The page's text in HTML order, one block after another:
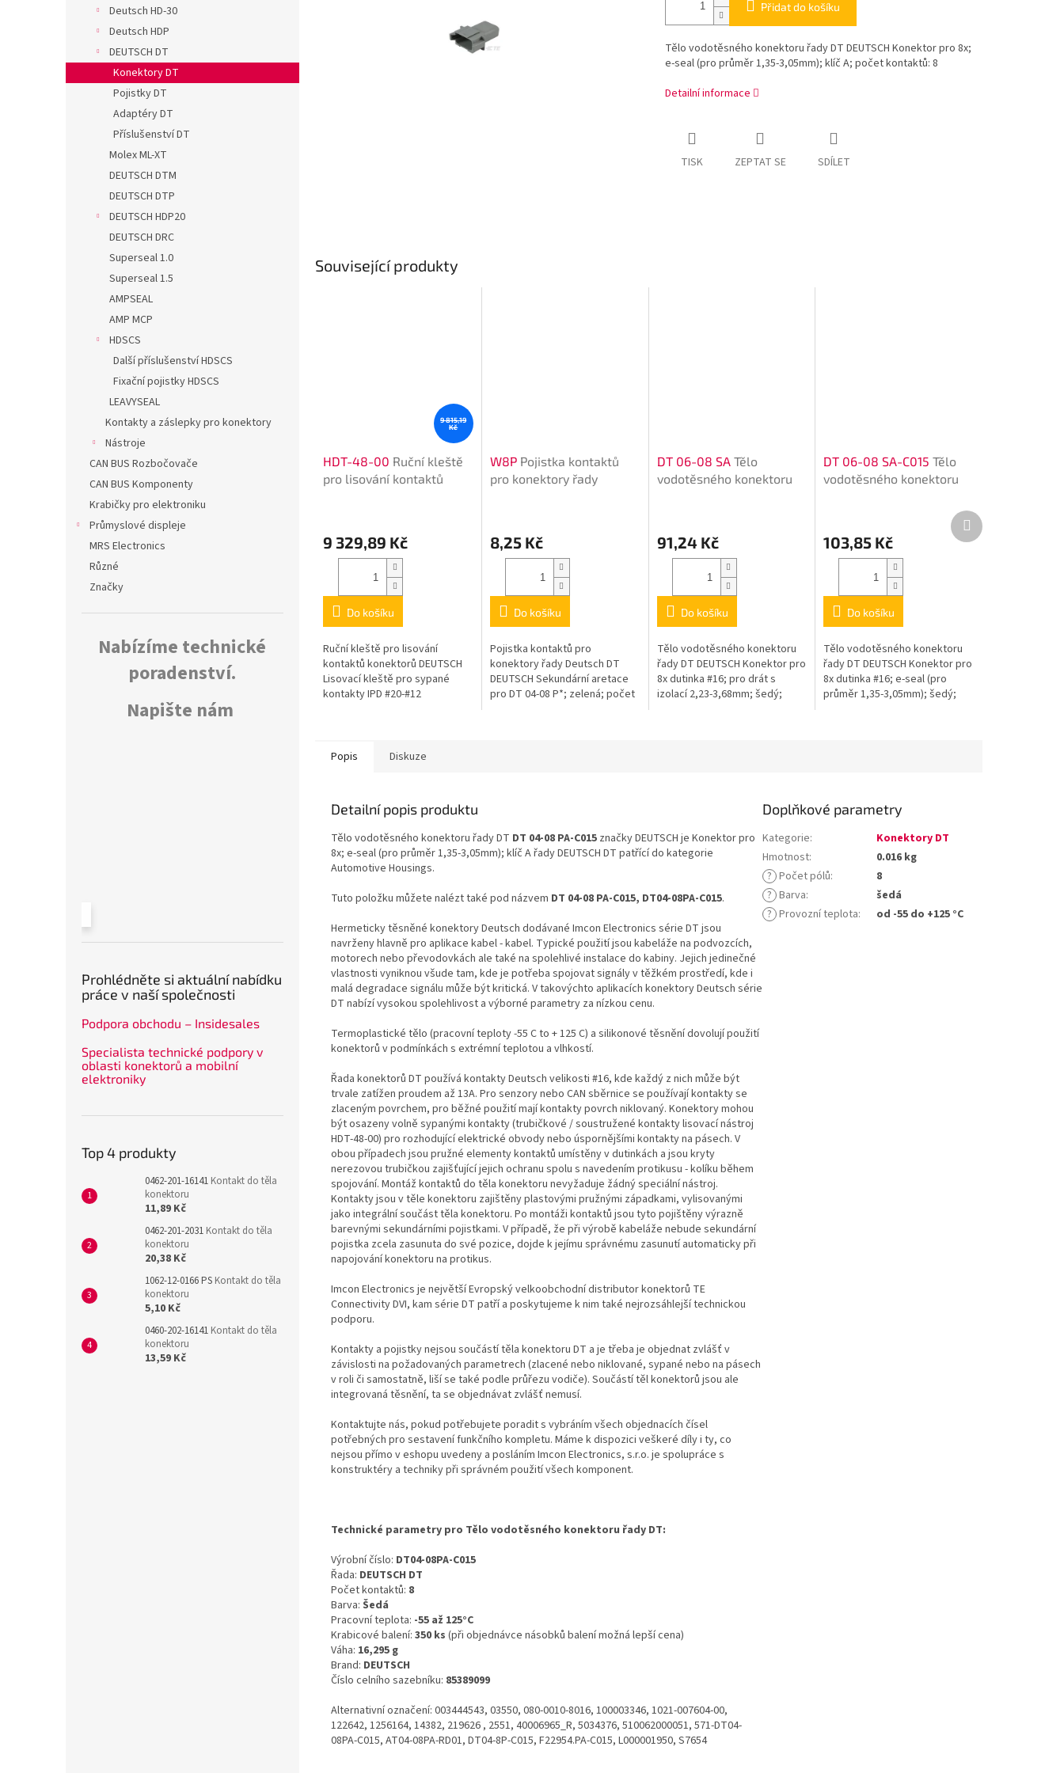
Deutsch HD-30
Deutsch HDP
DEUTSCH DT
Konektory DT
Pojistky DT
Adaptéry DT
Příslušenství DT
Molex ML-XT
DEUTSCH DTM
DEUTSCH DTP
DEUTSCH HDP20
DEUTSCH DRC
Superseal 1.0
Superseal 1.5
AMPSEAL
AMP MCP
HDSCS
Další příslušenství HDSCS
Fixační pojistky HDSCS
LEAVYSEAL
Kontakty a záslepky pro konektory
Nástroje
CAN BUS Rozbočovače
CAN BUS Komponenty
Krabičky pro elektroniku
Průmyslové displeje
MRS Electronics
Různé
Značky
Nabízíme technické
poradenství.
Napište nám
Prohlédněte si aktuální nabídku
práce v naší společnosti
Podpora obchodu – Insidesales
Specialista technické podpory v
oblasti konektorů a mobilní
elektroniky
Top 4 produkty
0462-201-16141 Kontakt do těla
konektoru
11,89 Kč
0462-201-2031 Kontakt do těla
konektoru
20,38 Kč
1062-12-0166 PS Kontakt do těla
konektoru
5,10 Kč
0460-202-16141 Kontakt do těla
konektoru
13,59 Kč
Přidat do košíku
Tělo vodotěsného konektoru řady DT DEUTSCH Konektor pro 8x;
e-seal (pro průměr 1,35-3,05mm); klíč A; počet kontaktů: 8
Detailní informace
TISK ZEPTAT SE SDÍLET
Související produkty
9 815,19
Kč
HDT-48-00 Ruční kleště
pro lisování kontaktů
9 329,89 Kč
Do košíku
Ruční kleště pro lisování
kontaktů konektorů DEUTSCH
Lisovací kleště pro sypané
kontakty IPD #20-#12
W8P Pojistka kontaktů
pro konektory řady
8,25 Kč
Do košíku
Pojistka kontaktů pro
konektory řady Deutsch DT
DEUTSCH Sekundární aretace
pro DT 04-08 P*; zelená; počet
DT 06-08 SA Tělo
vodotěsného konektoru
91,24 Kč
Do košíku
Tělo vodotěsného konektoru
řady DT DEUTSCH Konektor pro
8x dutinka #16; pro drát s
izolací 2,23-3,68mm; šedý;
DT 06-08 SA-C015Tělo
vodotěsného konektoru
103,85 Kč
Do košíku
Tělo vodotěsného konektoru
řady DT DEUTSCH Konektor pro
8x dutinka #16; e-seal (pro
průměr 1,35-3,05mm); šedý;
Další
produkt
Popis Diskuze
Detailní popis produktu
Tělo vodotěsného konektoru řady DT DT 04-08 PA-C015 značky DEUTSCH je Konektor pro
8x; e-seal (pro průměr 1,35-3,05mm); klíč A řady DEUTSCH DT patřící do kategorie
Automotive Housings.
Tuto položku můžete nalézt také pod názvem DT 04-08 PA-C015, DT04-08PA-C015.
Hermeticky těsněné konektory Deutsch dodávané Imcon Electronics série DT jsou
navrženy hlavně pro aplikace kabel - kabel. Typické použití jsou kabeláže na podvozcích,
motorech nebo převodovkách ale také na spolehlivé instalace do kabiny. Jejich jedinečné
vlastnosti vyniknou všude tam, kde je potřeba spojovat signály v těžkém prostředí, kde i
malá degradace signálu může být kritická. V takovýchto aplikacích konektory Deutsch série
DT nabízí vysokou spolehlivost a výborné parametry za nízkou cenu.
Termoplastické tělo (pracovní teploty -55 C to + 125 C) a silikonové těsnění dovolují použití
konektorů v podmínkách s extrémní teplotou a vlhkostí.
Řada konektorů DT používá kontakty Deutsch velikosti #16, kde každý z nich může být
trvale zatížen proudem až 13A. Pro senzory nebo CAN sběrnice se používají kontakty se
zlaceným povrchem, pro běžné použití mají kontakty povrch niklovaný. Konektory mohou
být osazeny volně sypanými kontakty (trubičkové / soustružené kontakty lisovací nástroj
HDT-48-00) pro rozhodující elektrické obvody nebo úspornějšími kontakty na pásech. V
obou případech jsou pružné elementy kontaktů umístěny v dutinkách a jsou kryty
nerezovou trubičkou zajišťující jejich ochranu spolu s navedením protikusu - kolíku během
spojování. Montáž kontaktů do těla konektoru nevyžaduje žádný speciální nástroj.
Kontakty jsou v těle konektoru zajištěny plastovými pružnými západkami, vylisovanými
jako integrální součást těla konektoru. Po montáži kontaktů jsou tyto pojištěny výrazně
barevnými sekundárními pojistkami. V případě, že při výrobě kabeláže nebude sekundární
pojistka zcela zasunuta do své pozice, dojde k jejímu správnému zasunutí automaticky při
napojování konektoru na protikus.
Imcon Electronics je největší Evropský velkoobchodní distributor konektorů TE
Connectivity DVI, kam série DT patří a poskytujeme k nim také nejrozsáhlejší technickou
podporu.
Kontakty a pojistky nejsou součástí těla konektoru DT a je třeba je objednat zvlášť v
závislosti na požadovaných parametrech (zlacené nebo niklované, sypané nebo na pásech
v roli či samostatně, liší se také podle průřezu vodiče). Součástí těl konektorů jsou ale
integrovaná těsnění, ta se objednávat zvlášť nemusí.
Kontaktujte nás, pokud potřebujete poradit s vybráním všech objednacích čísel
potřebných pro sestavení funkčního kompletu. Máme k dispozici veškeré díly i ty, co
nejsou přímo v eshopu uvedeny a posláním Imcon Electronics, s.r.o. je spolupráce s
konstruktéry a techniky při správném použití všech komponent.
Technické parametry pro Tělo vodotěsného konektoru řady DT:
Výrobní číslo: DT04-08PA-C015
Řada: DEUTSCH DT
Počet kontaktů: 8
Barva: Šedá
Pracovní teplota: -55 až 125°C
Krabicové balení: 350 ks (při objednávce násobků balení možná lepší cena)
Váha: 16,295 g
Brand: DEUTSCH
Číslo celního sazebníku: 85389099
Alternativní označení: 003444543, 03550, 080-0010-8016, 100003346, 1021-007604-00,
122642, 1256164, 14382, 219626 , 2551, 40006965_R, 5034376, 510062000051, 571-DT04-
08PA-C015, AT04-08PA-RD01, DT04-8P-C015, F22954.PA-C015, L000001950, S7654
Doplňkové parametry
Kategorie:
Konektory DT
Hmotnost:
0.016 kg
? Počet pólů:
8
? Barva:
šedá
? Provozní teplota: od -55 do +125 °C